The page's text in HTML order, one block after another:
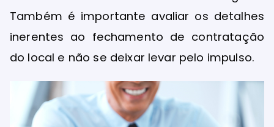
Também é importante avaliar os detalhes
inerentes ao fechamento de contratação
do local e não se deixar levar pelo impulso.